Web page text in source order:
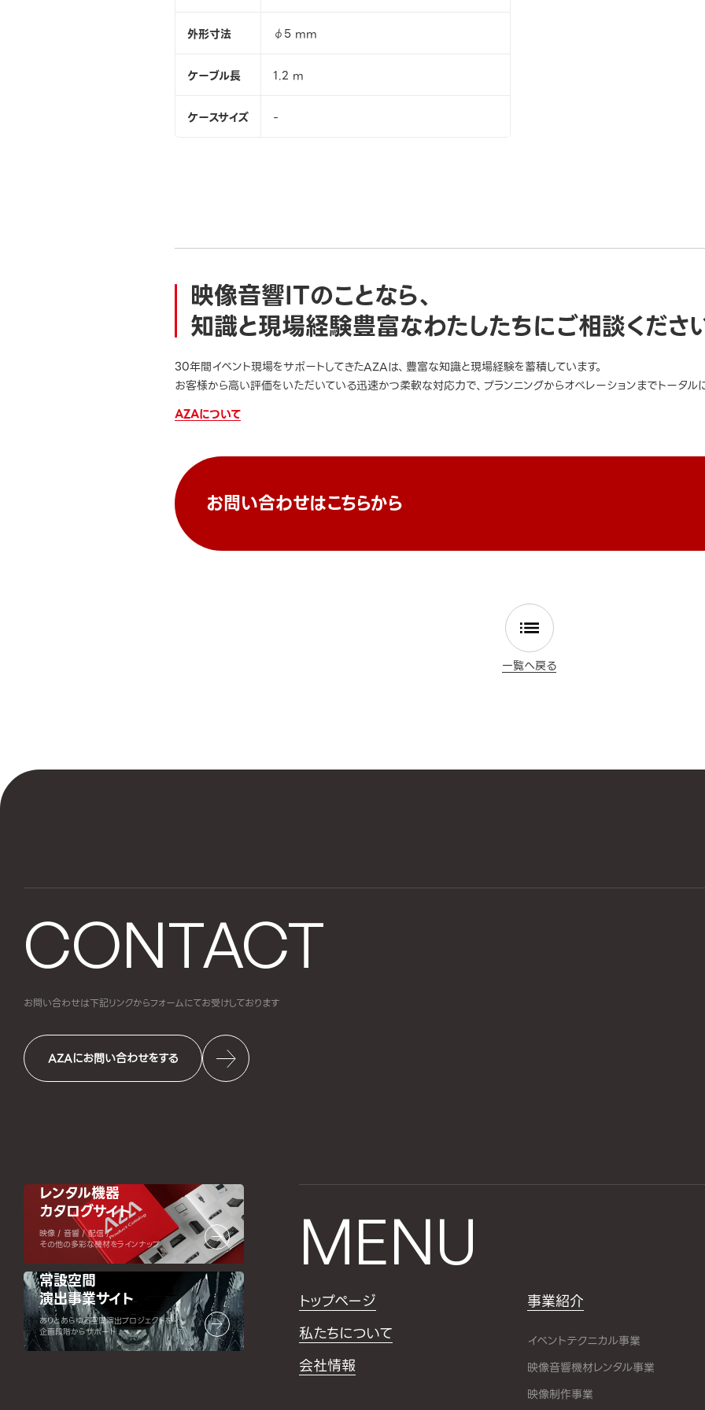
外形寸法 φ5 mm
ケーブル長 1.2 m
ケースサイズ -
映像音響ITのことなら、
知識と現場経験豊富なわたしたちにご相談くださ
30年間イベント現場をサポートしてきたAZAは、豊富な知識と現場経験を蓄積しています。
お客様から高い評価をいただいている迅速かつ柔軟な対応力で、プランニングからオペレーションまでトータル
AZAについて
お問い合わせはこちらから
一覧へ戻る
CONTACT
お問い合わせは下記リンクからフォームにてお受けしております
AZAにお問い合わせをする
レンタル機器
カタログサイト
映像 / 音響 / 配信 /
その他の多彩な機材をラインナップ
常設空間
演出事業サイト
ありとあらゆる空間演出プロジェクトを
企画段階からサポート
MENU
トップページ
私たちについて
会社情報
事業紹介
イベントテクニカル事業
映像音響機材レンタル事業
映像制作事業